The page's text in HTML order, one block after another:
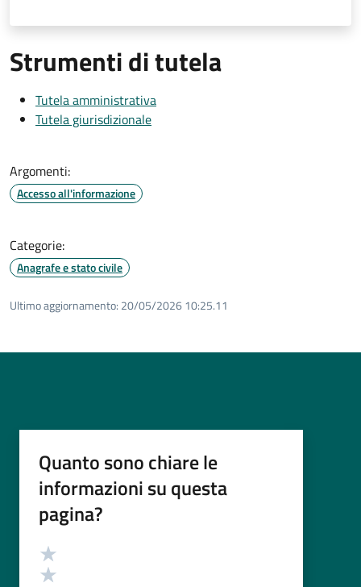
Strumenti di tutela
Tutela amministrativa
Tutela giurisdizionale
Argomenti:
Accesso all'informazione
Categorie:
Anagrafe e stato civile
Ultimo aggiornamento: 20/05/2026 10:25.11
Quanto sono chiare le
informazioni su questa
pagina?
Valutazione